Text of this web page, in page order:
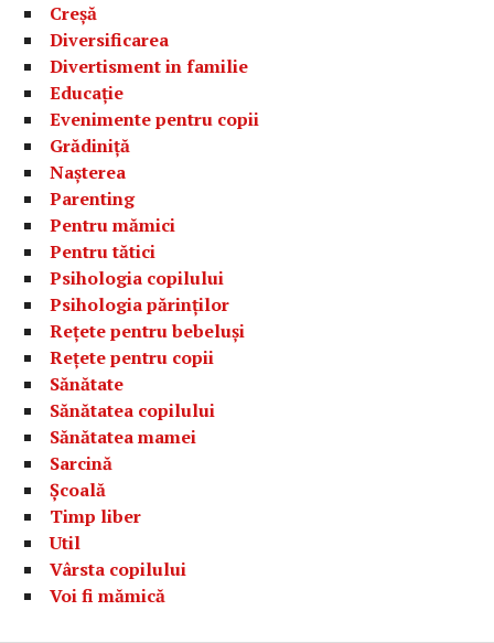
Creșă
Diversificarea
Divertisment in familie
Educație
Evenimente pentru copii
Grădiniță
Nașterea
Parenting
Pentru mămici
Pentru tătici
Psihologia copilului
Psihologia părinților
Rețete pentru bebeluși
Rețete pentru copii
Sănătate
Sănătatea copilului
Sănătatea mamei
Sarcină
Școală
Timp liber
Util
Vârsta copilului
Voi fi mămică